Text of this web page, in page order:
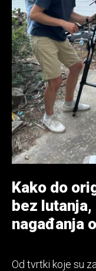
Kako do
bez
nagađanja
Od tvrtki koje su